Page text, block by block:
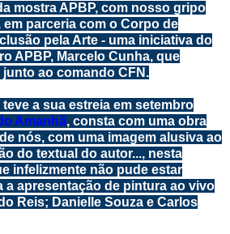
mostra APBP, com nosso gripo
parceria com o Corpo de
pela Arte - uma iniciativa do
APBP, Marcelo Cunha, que
ao comando CFN.
a sua estreia em setembro
Amanhã, consta com uma obra
nós, com uma imagem alusiva ao
do textual do autor..., nesta
infelizmente não pude estar
a apresentação de pintura ao vivo
Reis; Danielle Souza e Carlos